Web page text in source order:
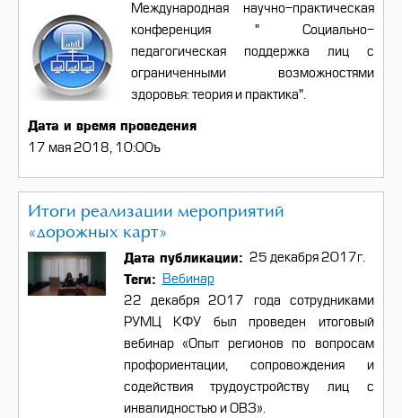
Международная научно-практическая
конференция " Социально-
педагогическая поддержка лиц с
ограниченными возможностями
здоровья: теория и практика".
Дата и время проведения
17 мая 2018, 10:00ъ
Итоги реализации мероприятий
«дорожных карт»
Дата публикации 25 декабря 2017г.
Теги
Вебинар
22 декабря 2017 года сотрудниками
РУМЦ КФУ был проведен итоговый
вебинар «Опыт регионов по вопросам
профориентации, сопровождения и
содействия трудоустройству лиц с
инвалидностью и ОВЗ».